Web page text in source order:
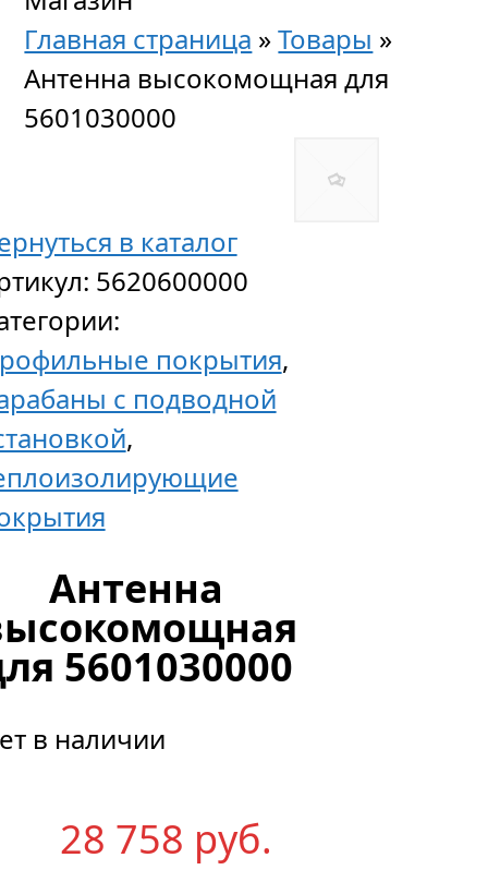
Главная страница »Товары »
Антенна высокомощная для
5601030000
в каталог
5620600000
покрытия,
с подводной
,
Антенна
5601030000
в наличии
28 758 руб.